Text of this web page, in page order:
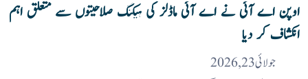
اوپن اے آئی نے اے آئی ماڈلز کی ہیکنگ صلاحیتوں سے متعلق اہم
انکشاف کر دیا
جولائی 23, 2026